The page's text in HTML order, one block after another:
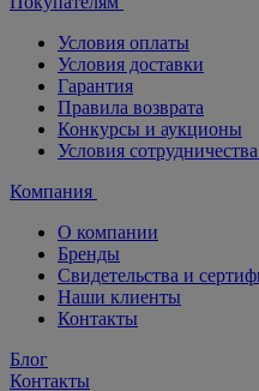
Условия оплаты
Условия доставки
Гарантия
Правила возврата
Конкурсы и аукционы
Условия
Компания
О компании
Бренды
Свидетельства и
Наши клиенты
Контакты
Блог
Контакты